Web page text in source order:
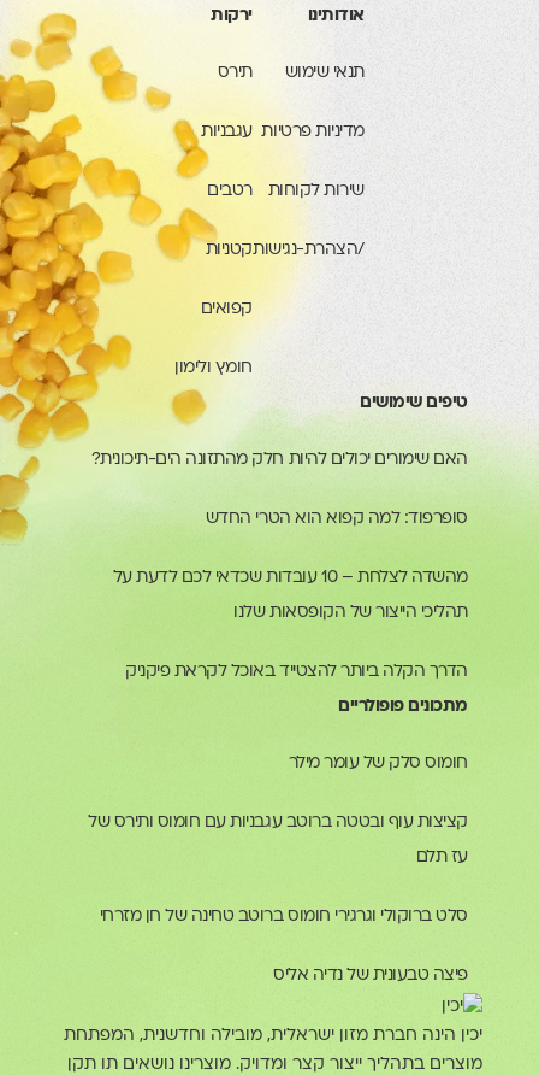
יכין הינה חברת מזון ישראלית, מובילה וחדשנית, המפתחת
מוצרים בתהליך ייצור קצר ומדויק. מוצרינו נושאים תו תקן
תנאי שימוש
מדיניות פרטיות
שירות לקוחות
/הצהרת-נגישות
תירס
עגבניות
רטבים
קטניות
חומץ ולימון
טיפים שימושים
האם שימורים יכולים להיות חלק מהתזונה הים-תיכונית?
סופרפוד: למה קפוא הוא הטרי החדש
מהשדה לצלחת – 10 עובדות שכדאי לכם לדעת על
תהליכי הייצור של הקופסאות שלנו
הדרך הקלה ביותר להצטייד באוכל לקראת פיקניק
מתכונים פופולריים
חומוס סלק של עומר מילר
קציצות עוף ובטטה ברוטב עגבניות עם חומוס ותירס של
סלט ברוקולי וגרגירי חומוס ברוטב טחינה של חן מזרחי
פיצה טבעונית של נדיה אליס